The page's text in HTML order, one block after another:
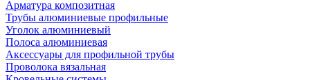
Арматура композитная
Трубы алюминиевые профильные
Уголок алюминиевый
Полоса алюминиевая
Аксессуары для профильной трубы
Проволока вязальная